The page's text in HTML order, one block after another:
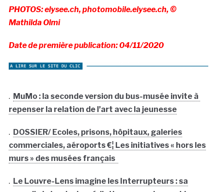
PHOTOS: elysee.ch, photomobile.elysee.ch, ©
Mathilda Olmi
Date de première publication: 04/11/2020
. MuMo : la seconde version du bus-musée invite à
repenser la relation de l’art avec la jeunesse
. DOSSIER/ Ecoles, prisons, hôpitaux, galeries
commerciales, aéroports €¦ Les initiatives « hors les
murs » des musées français
. Le Louvre-Lens imagine les Interrupteurs : sa